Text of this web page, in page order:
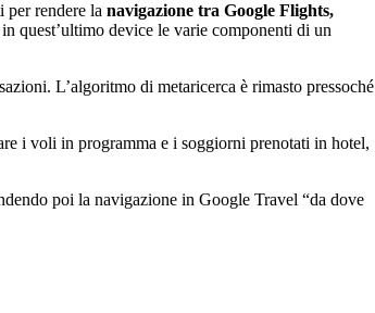
per rendere la navigazione tra Google Flights,
quest’ultimo device le varie componenti di un
L’algoritmo di metaricerca è rimasto pressoché
i voli in programma e i soggiorni prenotati in hotel,
poi la navigazione in Google Travel “da dove